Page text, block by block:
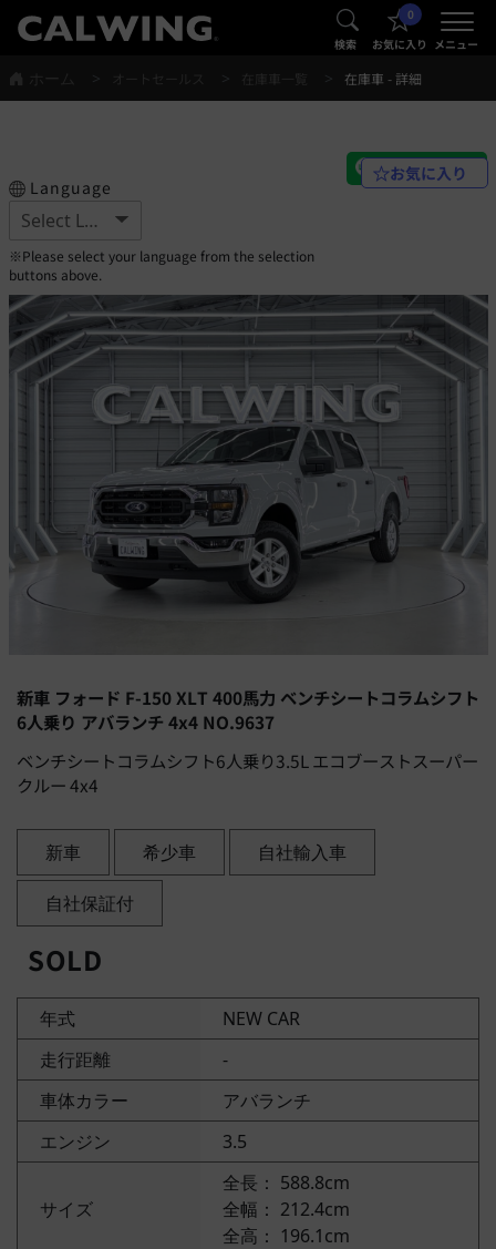
® 検索
0
お気に入り メニュー
®
在庫車 - 詳細
Language
※Please select your language from the selection
buttons above.
お気に入り
新車 フォード F-150 XLT 400馬力 ベンチシートコラムシフト
6人乗り アバランチ 4x4 NO.9637
ベンチシートコラムシフト6人乗り3.5L エコブーストスーパー
クルー 4x4
新車 希少車 自社輸入車
自社保証付
SOLD
年式
NEW CAR
走行距離
-
車体カラー
アバランチ
エンジン
3.5
サイズ
全長： 588.8cm
全幅： 212.4cm
全高： 196.1cm